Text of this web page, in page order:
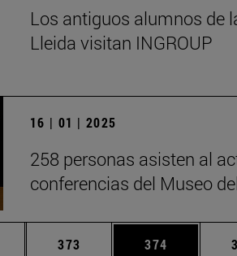
Los antiguos alumnos de
Lleida visitan INGROUP
16 | 01 | 2025
258 personas asisten al
conferencias del Museo
Páginas intermedias Use TAB para
Página
373 Página
374